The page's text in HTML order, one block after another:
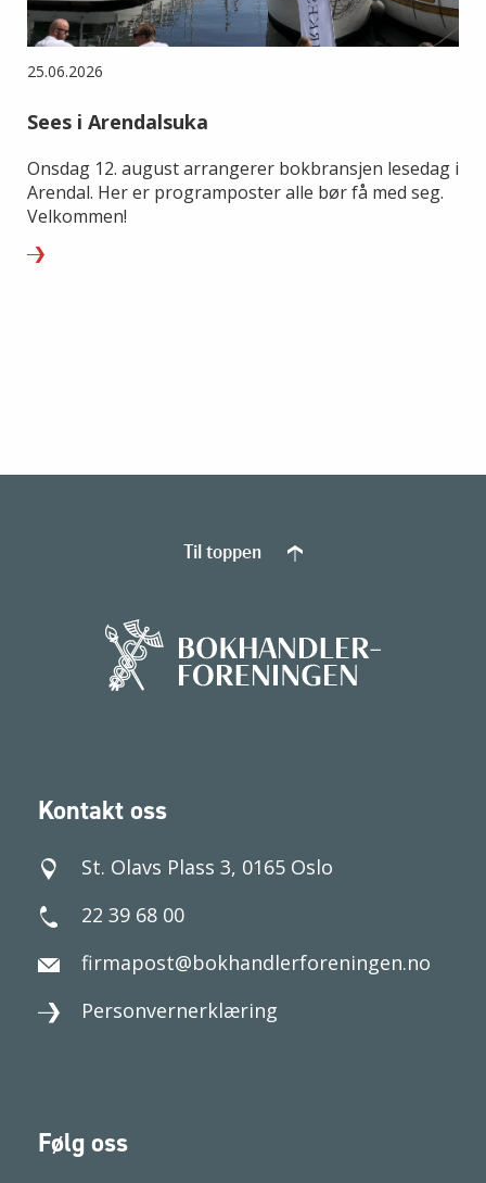
25.06.2026
Sees i Arendalsuka
Onsdag 12. august arrangerer bokbransjen lesedag i
Arendal. Her er programposter alle bør få med seg.
Velkommen!
Kontakt oss
St. Olavs Plass 3, 0165 Oslo
22 39 68 00
firmapost@bokhandlerforeningen.no
Personvernerklæring
Følg oss
Til toppen